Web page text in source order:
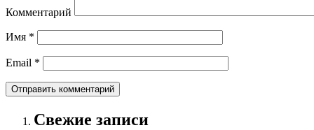
Комментарий
Имя *
Email *
Свежие записи